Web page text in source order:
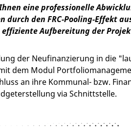
eine professionelle
durch den FRC-Pooling-Effekt
effiziente Aufbereitung der
der Neufinanzierung in die
dem Modul
an ihre Kommunal- bzw.
via Schnittstelle.